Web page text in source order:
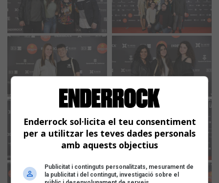
Enderrock sol·licita el teu consentiment
per a utilitzar les teves dades personals
amb aquests objectius
Publicitat i continguts personalitzats, mesurament de
la publicitat i del contingut, investigació sobre el